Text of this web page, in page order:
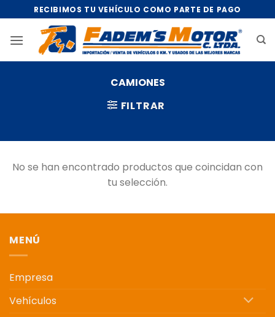
al
contenido
RECIBIMOS TU VEHÍCULO COMO PARTE DE PAGO
CAMIONES
FILTRAR
No se han encontrado productos que coincidan con
tu selección.
MENÚ
Empresa
Vehículos